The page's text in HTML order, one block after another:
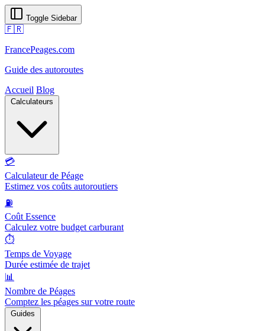
Toggle Sidebar
🇫🇷
FrancePeages.com
Guide des autoroutes
Accueil Blog
Calculateurs
💳
Calculateur de Péage
Estimez vos coûts autoroutiers
⛽
Coût Essence
Calculez votre budget carburant
⏱️
Temps de Voyage
Durée estimée de trajet
📊
Nombre de Péages
Comptez les péages sur votre route
Guides